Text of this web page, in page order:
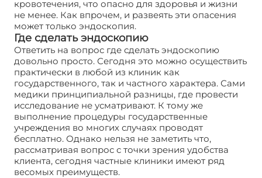
кровотечения, что опасно для здоровья и жизни
не менее. Как впрочем, и развеять эти опасения
может только эндоскопия.
Где сделать эндоскопию
Ответить на вопрос где сделать эндоскопию
довольно просто. Сегодня это можно осуществить
практически в любой из клиник как
государственного, так и частного характера. Сами
медики принципиальной разницы, где провести
исследование не усматривают. К тому же
выполнение процедуры государственные
учреждения во многих случаях проводят
бесплатно. Однако нельзя не заметить что,
рассматривая вопрос с точки зрения удобства
клиента, сегодня частные клиники имеют ряд
весомых преимуществ.